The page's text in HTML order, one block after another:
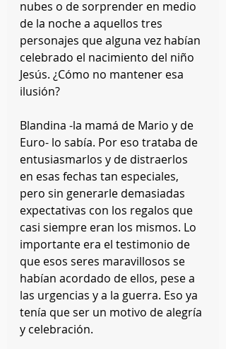
nubes o de sorprender en medio
de la noche a aquellos tres
personajes que alguna vez habían
celebrado el nacimiento del niño
Jesús. ¿Cómo no mantener esa
ilusión?
Blandina -la mamá de Mario y de
Euro- lo sabía. Por eso trataba de
entusiasmarlos y de distraerlos
en esas fechas tan especiales,
pero sin generarle demasiadas
expectativas con los regalos que
casi siempre eran los mismos. Lo
importante era el testimonio de
que esos seres maravillosos se
habían acordado de ellos, pese a
las urgencias y a la guerra. Eso ya
tenía que ser un motivo de alegría
y celebración.